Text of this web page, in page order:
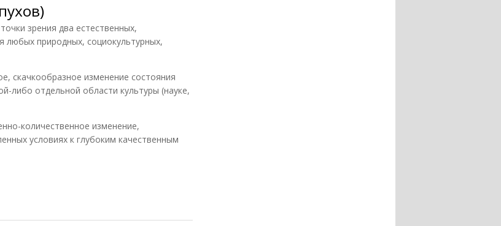
зрения два естественных,
любых природных, социокультурных,
скачкообразное изменение состояния
либо отдельной области культуры (науке,
количественное изменение,
условиях к глубоким качественным